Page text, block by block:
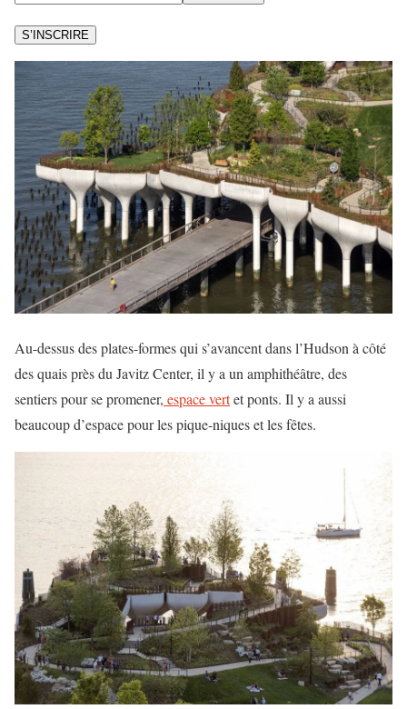
S’INSCRIRE
Au-dessus des plates-formes qui s’avancent dans l’Hudson à côté
des quais près du Javitz Center, il y a un amphithéâtre, des
sentiers pour se promener, espace vertet ponts. Il y a aussi
beaucoup d’espace pour les pique-niques et les fêtes.